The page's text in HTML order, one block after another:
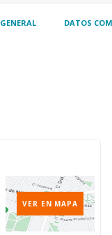
DATOS
VER EN MAPA